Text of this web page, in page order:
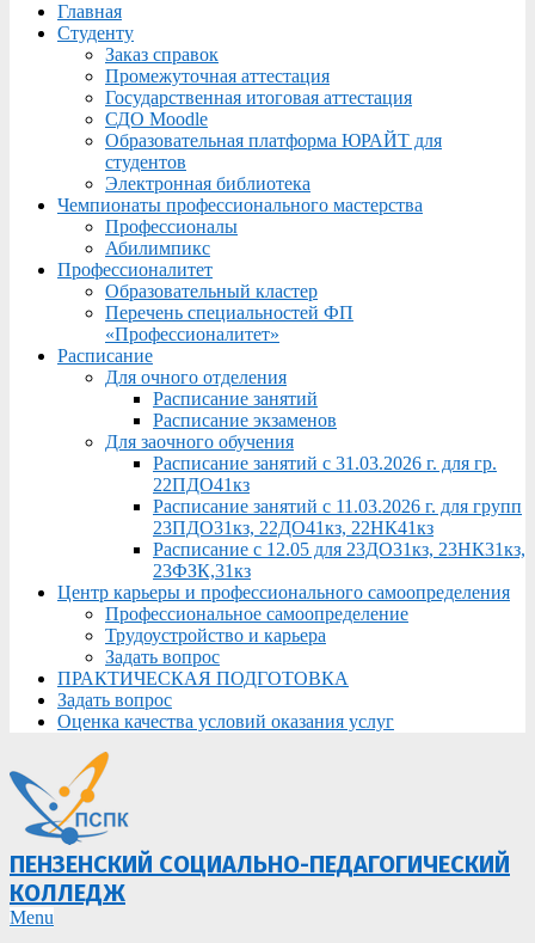
Menu
Главная
Студенту
Заказ справок
Промежуточная аттестация
Государственная итоговая аттестация
СДО Moodle
Образовательная платформа ЮРАЙТ для
студентов
Электронная библиотека
Чемпионаты профессионального мастерства
Профессионалы
Абилимпикс
Профессионалитет
Образовательный кластер
Перечень специальностей ФП
«Профессионалитет»
Расписание
Для очного отделения
Расписание занятий
Расписание экзаменов
Для заочного обучения
Расписание занятий с 31.03.2026 г. для гр.
22ПДО41кз
Расписание занятий с 11.03.2026 г. для групп
23ПДО31кз, 22ДО41кз, 22НК41кз
Расписание с 12.05 для 23ДО31кз, 23НК31кз,
23ФЗК,31кз
Центр карьеры и профессионального самоопределения
Профессиональное самоопределение
Трудоустройство и карьера
Задать вопрос
ПРАКТИЧЕСКАЯ ПОДГОТОВКА
Задать вопрос
Оценка качества условий оказания услуг
ПЕНЗЕНСКИЙ СОЦИАЛЬНО-ПЕДАГОГИЧЕСКИЙ
КОЛЛЕДЖ
Primary
Menu